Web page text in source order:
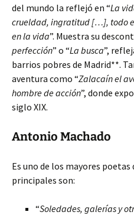
del mundo la reflejó en “La
crueldad, ingratitud […], todo
en la vida”. Muestra su
perfección” o “La busca”,
barrios pobres de Madrid**.
aventura como “Zalacaín el
hombre de acción”, donde
siglo XIX.
Antonio Machado
Es uno de los mayores poetas
principales son:
“Soledades, galerías y